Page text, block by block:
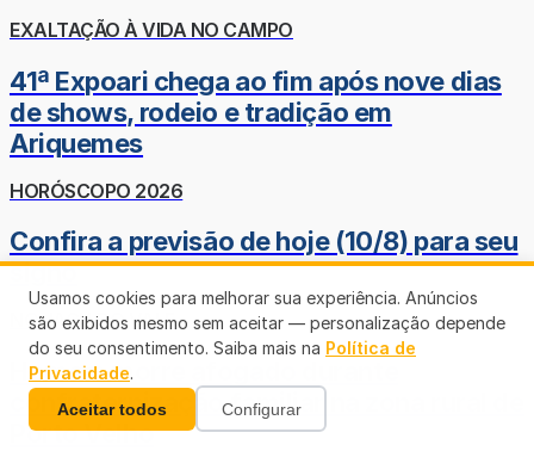
EXALTAÇÃO À VIDA NO CAMPO
41ª Expoari chega ao fim após nove dias
de shows, rodeio e tradição em
Ariquemes
HORÓSCOPO 2026
Confira a previsão de hoje (10/8) para seu
signo
NO JACU DO VALE
Homem morre afogado durante
confraternização familiar na zona rural de
Porto Velho
Usamos cookies para melhorar sua experiência. Anúncios
são exibidos mesmo sem aceitar — personalização depende
do seu consentimento. Saiba mais na Política de
Privacidade.
Aceitar todos Configurar